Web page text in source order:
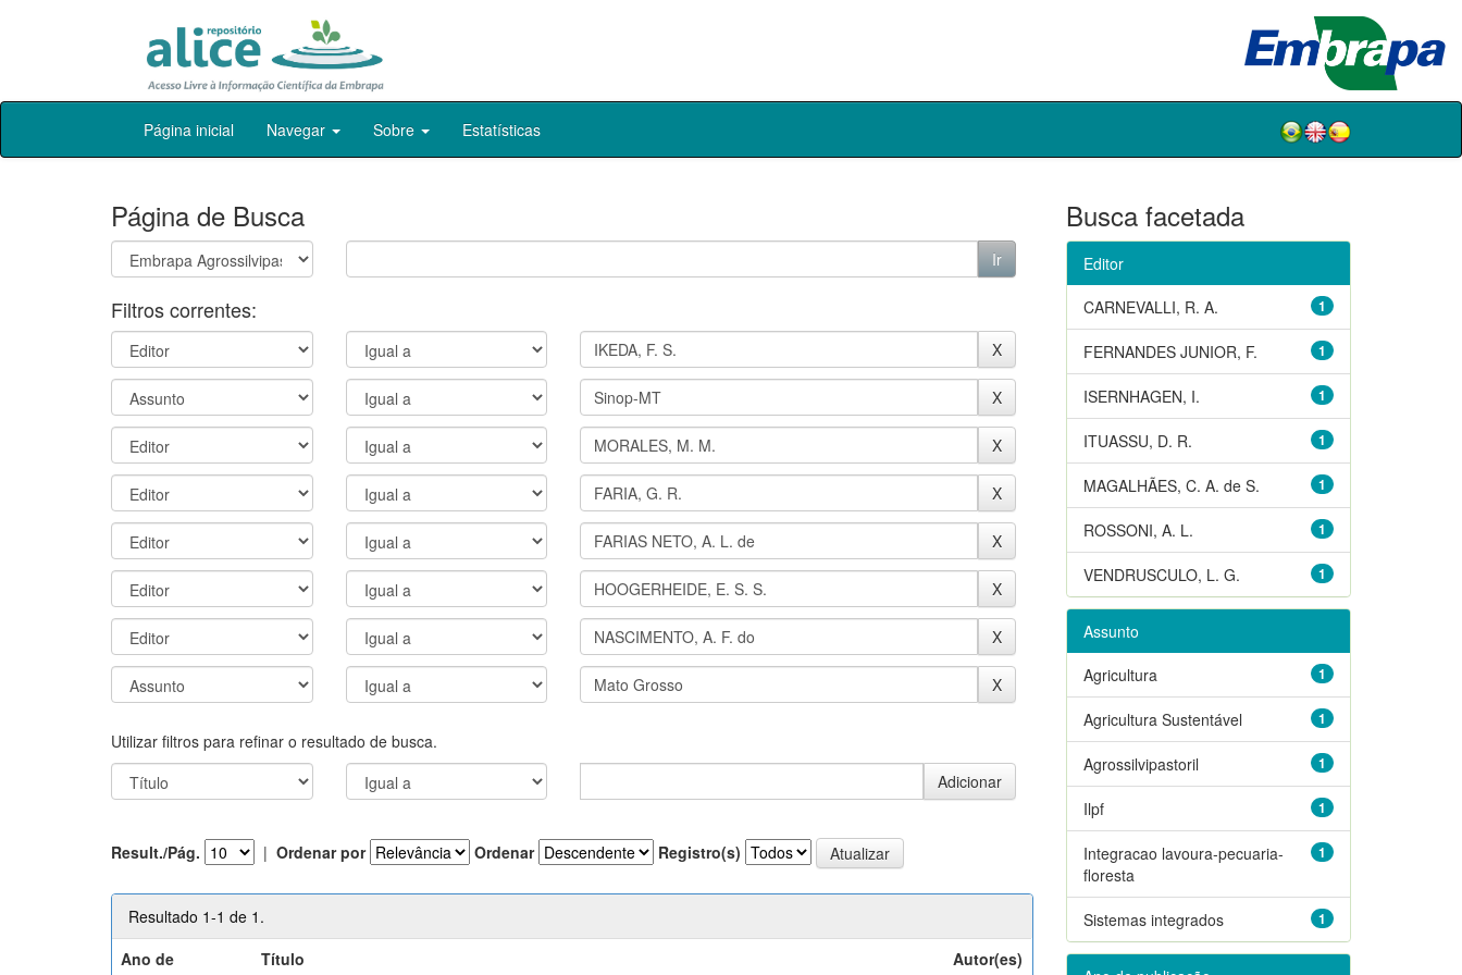
Skip
Página inicial Navegar Sobre Estatísticas
Página de Busca
Filtros correntes:
Utilizar filtros para refinar o resultado de busca.
Result./Pág. | Ordenar por Ordenar Registro(s)
Resultado 1-1 de 1.
Ano de
Título Autor(es)
Busca facetada
Editor
1
CARNEVALLI, R. A.
1
FERNANDES JUNIOR, F.
1
ISERNHAGEN, I.
1
ITUASSU, D. R.
1
MAGALHÃES, C. A. de S.
1
ROSSONI, A. L.
1
VENDRUSCULO, L. G.
Assunto
1
Agricultura
1
Agricultura Sustentável
1
Agrossilvipastoril
1
Ilpf
1
Integracao lavoura-pecuaria-
floresta
1
Sistemas integrados